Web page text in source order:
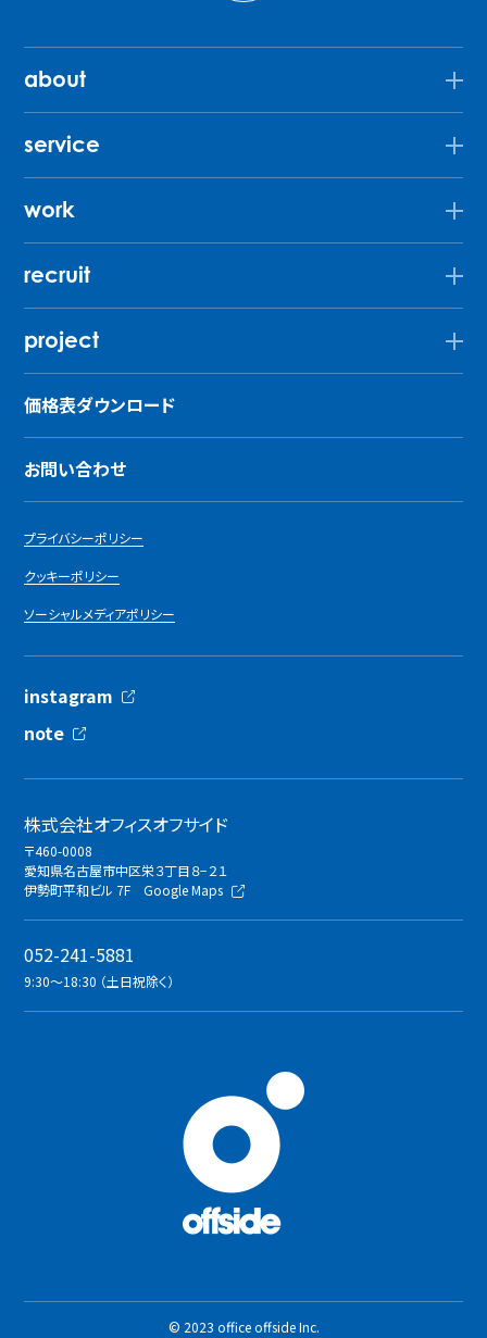
about
service
work
recruit
project
価格表ダウンロード
お問い合わせ
instagram
note
プライバシーポリシー
クッキーポリシー
ソーシャルメディアポリシー
株式会社オフィスオフサイド
〒460-0008
愛知県名古屋市中区栄３丁目８−２１
伊勢町平和ビル 7FGoogle Maps
052-241-5881
9:30〜18:30 （土日祝除く）
© 2023 office offside Inc.